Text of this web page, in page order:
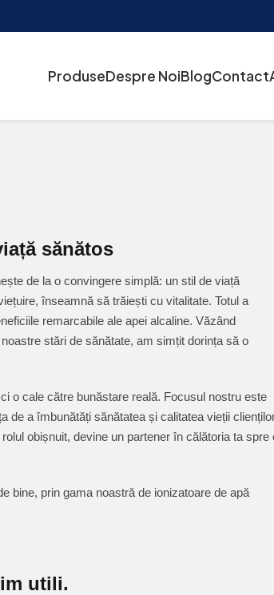
ProduseDespre NoiBlogContact
sănătos
de la o convingere simplă: un stil de viață
înseamnă să trăiești cu vitalitate. Totul a
remarcabile ale apei alcaline. Văzând
stări de sănătate, am simțit dorința să o
o cale către bunăstare reală. Focusul nostru este
de a îmbunătăți sănătatea și calitatea vieții
obișnuit, devine un partener în călătoria ta spre
bine, prin gama noastră de ionizatoare de apă
utili.